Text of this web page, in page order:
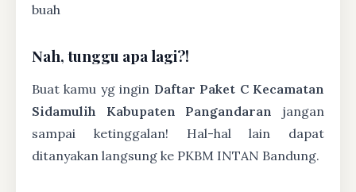
buah
Nah, tunggu apa lagi?!
Buat kamu yg ingin Daftar Paket C Kecamatan
Sidamulih Kabupaten Pangandaran
jangan
sampai ketinggalan! Hal-hal lain dapat
ditanyakan langsung ke PKBM INTAN Bandung.